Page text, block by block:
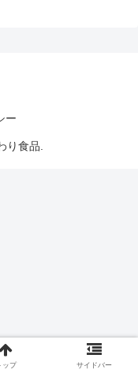
ー
り食品.
ップ サイドバー